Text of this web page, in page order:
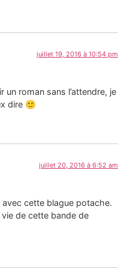
juillet 19, 2016 à 10:54 pm
un roman sans l’attendre, je
dire 🙂
juillet 20, 2016 à 6:52 am
avec cette blague potache.
vie de cette bande de